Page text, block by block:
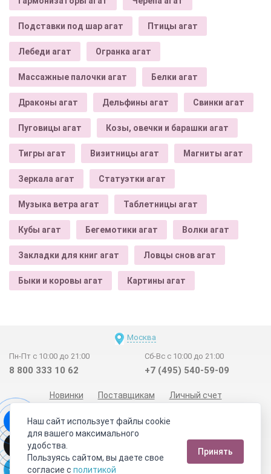
Подставки под шар агат Птицы агат
Лебеди агат Огранка агат
Массажные палочки агат Белки агат
Драконы агат Дельфины агат Свинки агат
Пуговицы агат Козы, овечки и барашки агат
Тигры агат Визитницы агат Магниты агат
Зеркала агат Статуэтки агат
Музыка ветра агат Таблетницы агат
Кубы агат Бегемотики агат Волки агат
Закладки для книг агат Ловцы снов агат
Быки и коровы агат Картины агат
Москва
Пн-Пт с 10:00 до 21:00
8 800 333 10 62
Сб-Вс с 10:00 до 21:00
+7 (495) 540-59-09
Новинки Поставщикам
Личный счет
Отзывы покупателей
Сертификаты
Обратная связь
СОУТ
Телеграм
Max
Наш сайт использует файлы cookie
для вашего максимального
удобства.
Пользуясь сайтом, вы даете свое
согласие с политикой
Принять